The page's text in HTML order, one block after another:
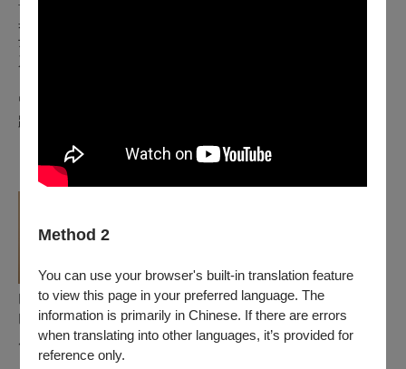
Method 2
You can use your browser's built-in translation feature
to view this page in your preferred language. The
information is primarily in Chinese. If there are errors
when translating into other languages, it’s provided for
reference only.
具維也納演奏家文憑，並以最高成績獲瑞士伯恩藝術大學碩
士，師從現代樂名家 Ernesto Molinari，現攻讀輔仁大學音樂
系博士。
留學期間曾獲室內樂首獎，深耕當代音樂與跨域展演。演出足
跡遍及法、義、荷等國際音樂節，並曾獲全額獎學金受邀擔任
巴松管｜歐易欣
巴松管演奏家。臺藝大畢業後赴德深造，師承柏林喜歌劇院首
席等，2017 年獲羅斯托克音樂暨戲劇學院管弦樂演奏碩士。